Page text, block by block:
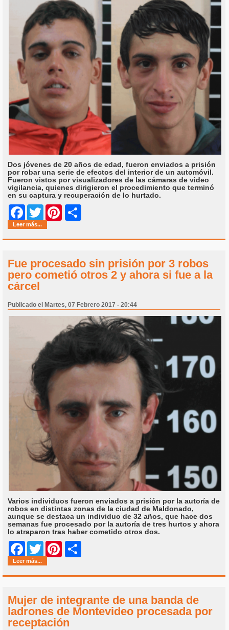
Dos jóvenes de 20 años de edad, fueron enviados a prisión
por robar una serie de efectos del interior de un automóvil.
Fueron vistos por visualizadores de las cámaras de video
vigilancia, quienes dirigieron el procedimiento que terminó
en su captura y recuperación de lo hurtado.
Facebook
Twitter Pinterest
Leer más...
Fue procesado sin prisión por 3 robos
pero cometió otros 2 y ahora si fue a la
cárcel
Publicado el Martes, 07 Febrero 2017 - 20:44
Varios individuos fueron enviados a prisión por la autoría de
robos en distintas zonas de la ciudad de Maldonado,
aunque se destaca un individuo de 32 años, que hace dos
semanas fue procesado por la autoría de tres hurtos y ahora
lo atraparon tras haber cometido otros dos.
Facebook
Twitter Pinterest
Leer más...
Mujer de integrante de una banda de
ladrones de Montevideo procesada por
receptación